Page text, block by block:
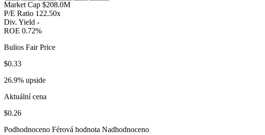
Market Cap $208.0M
P/E Ratio 122.50x
Div. Yield -
ROE 0.72%
Bulios Fair Price
$0.33
26.9% upside
Aktuální cena
$0.26
Podhodnoceno Férová hodnota Nadhodnoceno